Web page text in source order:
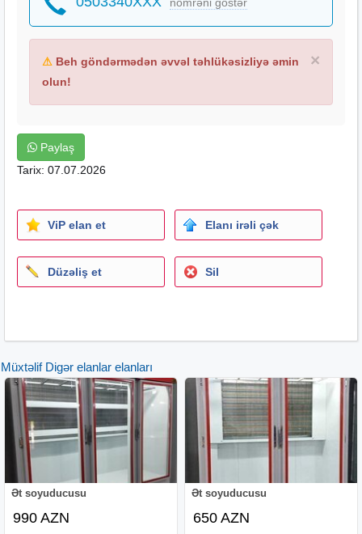
×
⚠ Beh göndərmədən əvvəl təhlükəsizliyə əmin
olun!
Paylaş
Tarix: 07.07.2026
ViP elan et Elanı irəli çək
Düzəliş et Sil
Müxtəlif Digər elanlar elanları
Ət soyuducusu
990 AZN
Ət soyuducusu
650 AZN